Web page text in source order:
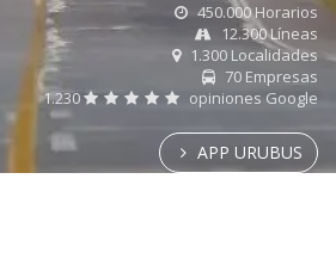
450.000 Horarios
12.300 Líneas
1.300 Localidades
70 Empresas
1.230
opiniones Google
APP URUBUS